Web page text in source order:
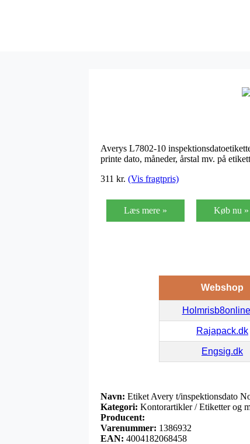
Averys L7802-10
printe dato, måneder, årstal mv. på
311 kr. (Vis fragtpris)
Læs mere » Køb nu »
Webshop
Rajapack.dk
Engsig.dk
Navn: Etiket Avery t/inspektionsdato
Kategori: Kontorartikler / Etiketter og
Producent:
Varenummer: 1386932
EAN: 4004182068458